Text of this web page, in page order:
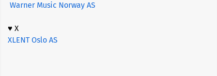
Warner Music Norway AS
♥ X
XLENT Oslo AS